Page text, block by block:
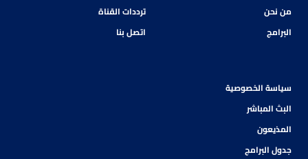
من نحن
البرامج
ترددات القناة
اتصل بنا
سياسة الخصوصية
البث المباشر
المذيعون
جدول البرامج